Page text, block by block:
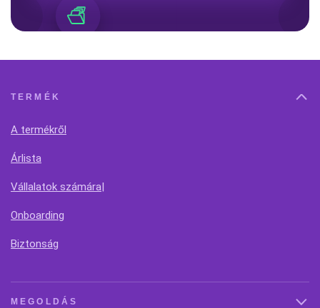
TERMÉK
A termékről
Árlista
Vállalatok számára|
Onboarding
Biztonság
MEGOLDÁS